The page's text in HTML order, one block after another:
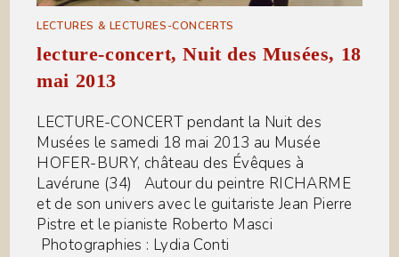
LECTURES & LECTURES-CONCERTS
lecture-concert, Nuit des Musées, 18
mai 2013
LECTURE-CONCERT pendant la Nuit des
Musées le samedi 18 mai 2013 au Musée
HOFER-BURY, château des Évêques à
Lavérune (34) Autour du peintre RICHARME
et de son univers avec le guitariste Jean Pierre
Pistre et le pianiste Roberto Masci
Photographies : Lydia Conti